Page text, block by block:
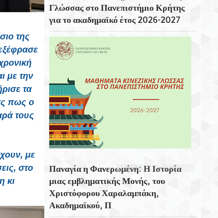
της
με την
τα
πως ο
τους
με
στο
κι
Ο Φτερωτός Λέοντας Του Φρουρίου
Κούλε
Παναγία Η Φανερωμένη: Η Ιστορία Μιας
Εμβληματικής Μονής, Του Χριστόφορου
Του Ριζαρείου Ιδρύματος
Συνεχίζονται Οι Δωρεάν Ξεναγήσεις Για
Ενήλικες Στη Δημοτική Πινακοθήκη
Χανίων
Γιορτή Εφτάζυμου Στην Κασταμονίτσα Με
Οι Παραστάσεις Στα Κηποθέατρα Του
Δήμου Ηρακλείου,τη Δευτέρα 10
Αυγούστου 2026
Γλώσσας στο Πανεπιστήμιο Κρήτης
για το ακαδημαϊκό έτος 2026-2027
Παναγία η Φανερωμένη: Η Ιστορία
μιας εμβληματικής Μονής, του
Χριστόφορου Χαραλαμπάκη,
Ακαδημαϊκού, Π